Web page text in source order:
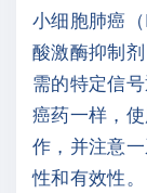
小细胞肺癌
酸激酶抑制
需的特定信
癌药一样，
作，并注意
性和有效性。